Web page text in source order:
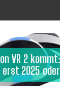
VR 2
2025